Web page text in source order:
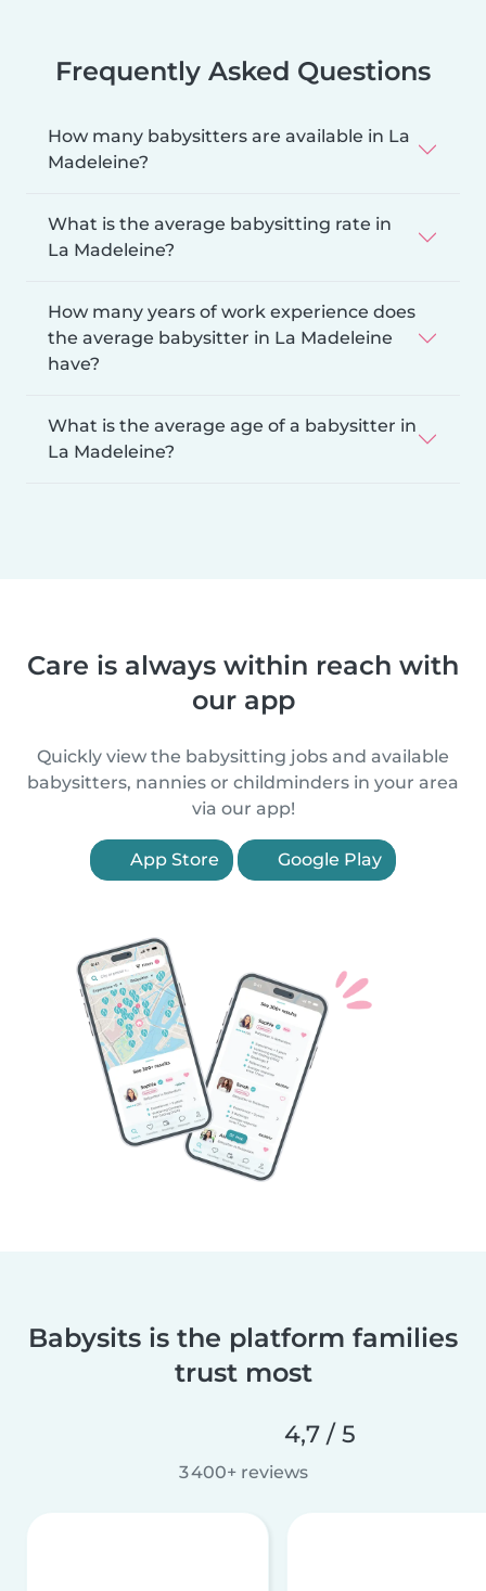
Frequently Asked Questions
How many babysitters are available in La
Madeleine?
What is the average babysitting rate in
La Madeleine?
How many years of work experience does
the average babysitter in La Madeleine
have?
What is the average age of a babysitter in
La Madeleine?
Care is always within reach with
our app
Quickly view the babysitting jobs and available
babysitters, nannies or childminders in your area
via our app!
App Store Google Play
Babysits is the platform families
trust most
4,7 / 5
3 400+ reviews